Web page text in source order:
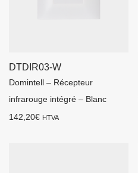
DTDIR03-W
Domintell – Récepteur
infrarouge intégré – Blanc
142,20€ HTVA